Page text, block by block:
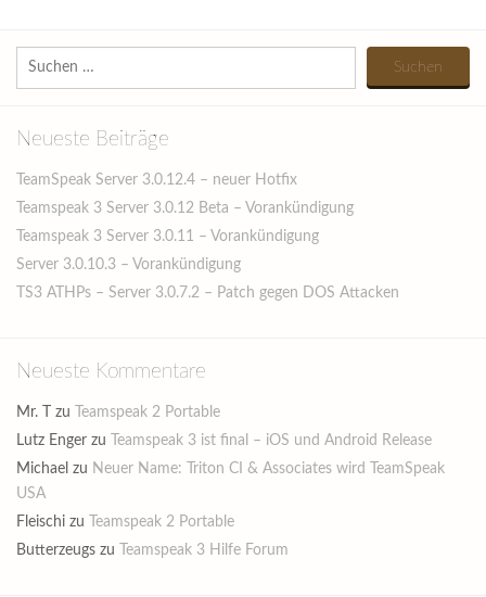
Suchen
Neueste Beiträge
TeamSpeak Server 3.0.12.4 – neuer Hotfix
Teamspeak 3 Server 3.0.12 Beta – Vorankündigung
Teamspeak 3 Server 3.0.11 – Vorankündigung
Server 3.0.10.3 – Vorankündigung
TS3 ATHPs – Server 3.0.7.2 – Patch gegen DOS Attacken
Neueste Kommentare
Mr. T zu
Teamspeak 2 Portable
Lutz Enger zu
Teamspeak 3 ist final – iOS und Android Release
Michael zu Neuer Name: Triton CI & Associates wird TeamSpeak
USA
Fleischi zu
Teamspeak 2 Portable
Butterzeugs zu Teamspeak 3 Hilfe Forum